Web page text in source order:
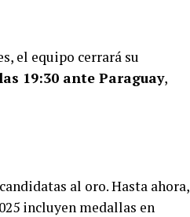
el equipo cerrará su
19:30 ante Paraguay,
al oro. Hasta ahora,
incluyen medallas en